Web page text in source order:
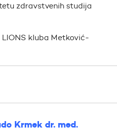
zdravstvenih studija
kluba Metković-
Krmek dr. med.